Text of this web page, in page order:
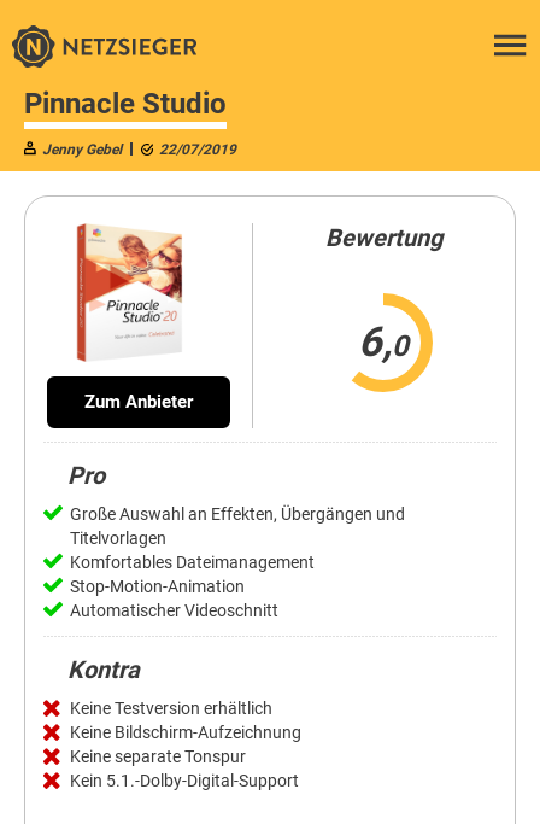
Pinnacle Studio
Jenny Gebel 22/07/2019
Zum Anbieter
Bewertung
6,0
Pro
Große Auswahl an Effekten, Übergängen und
Titelvorlagen
Komfortables Dateimanagement
Stop-Motion-Animation
Automatischer Videoschnitt
Kontra
Keine Testversion erhältlich
Keine Bildschirm-Aufzeichnung
Keine separate Tonspur
Kein 5.1.-Dolby-Digital-Support